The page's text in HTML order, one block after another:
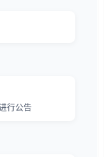
行公告